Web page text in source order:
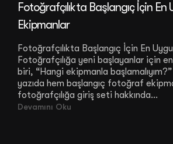
Fotoğrafçılıkta Başlangıç İçin En
Ekipmanlar
Fotoğrafçılıkta Başlangıç İçin En
Fotoğrafçılığa yeni başlayanlar için
biri, “Hangi ekipmanla
yazıda hem başlangıç fotoğraf
fotoğrafçılığa giriş seti hakkında...
Devamını Oku